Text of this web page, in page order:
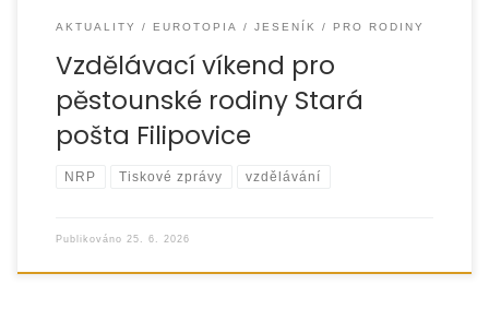
AKTUALITY EUROTOPIA JESENÍK PRO RODINY
Vzdělávací víkend pro
pěstounské rodiny Stará
pošta Filipovice
NRP Tiskové zprávy vzdělávání
Publikováno 25. 6. 2026